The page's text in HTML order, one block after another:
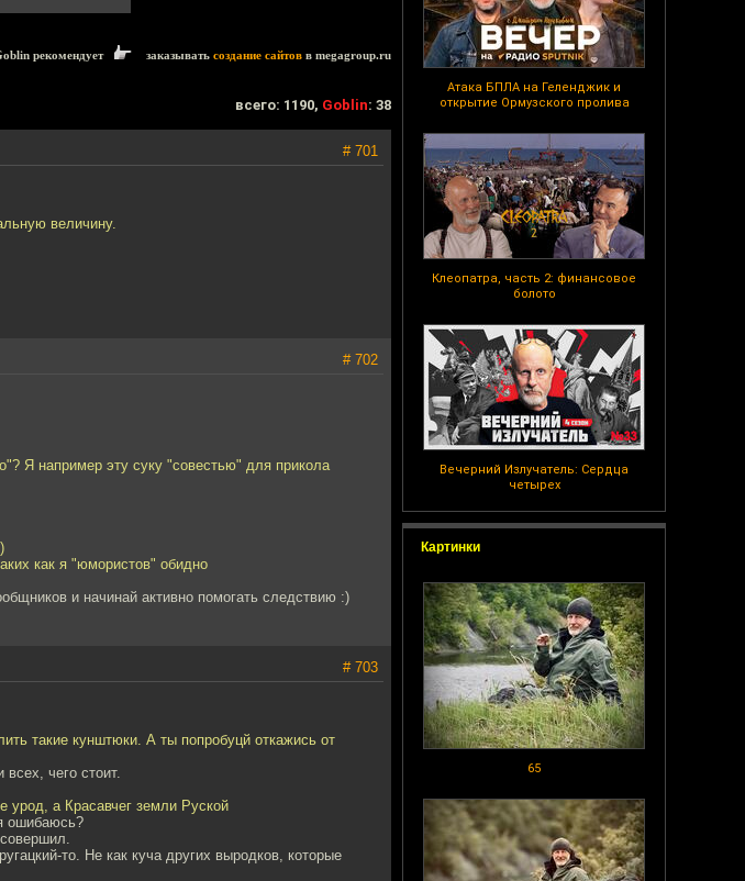
Атака БПЛА на Геленджик и
открытие Ормузского пролива
Клеопатра, часть 2: финансовое
болото
Вечерний Излучатель: Сердца
четырех
Картинки
65
рекомендует заказывать создание сайтов в megagroup.ru
всего: 1190, Goblin: 38
# 701
величину.
# 702
Я например эту суку "совестью" для прикола
как я "юмористов" обидно
и начинай активно помогать следствию :)
# 703
такие кунштюки. А ты попробуцй откажись от
чего стоит.
урод, а Красавчег земли Руской
ошибаюсь?
то. Не как куча других выродков, которые